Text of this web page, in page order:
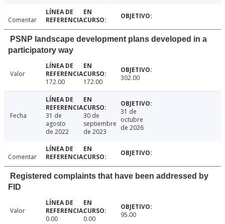
Comentar
PSNP landscape development plans developed in a
participatory way
Valor
172.00
172.00 302.00
Fecha
31 de
agosto
de 2022
30 de
septiembre
de 2023
31 de
octubre
de 2026
Comentar
Registered complaints that have been addressed by
FID
Valor
0.00
0.00 95.00